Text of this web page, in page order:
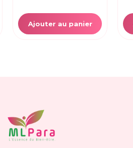
Ajouter au panier